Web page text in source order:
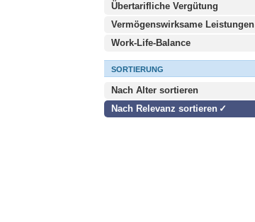
Übertarifliche Vergütung
Vermögenswirksame Leistungen
Work-Life-Balance
SORTIERUNG
Nach Alter sortieren
Nach Relevanz sortieren